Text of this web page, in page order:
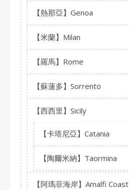
【熱那亞】Genoa
【米蘭】Milan
【羅馬】Rome
【蘇蓮多】Sorrento
【西西里】Sicily
【卡塔尼亞】Catania
【陶爾米納】Taormina
【阿瑪菲海岸】Amalfi Coast